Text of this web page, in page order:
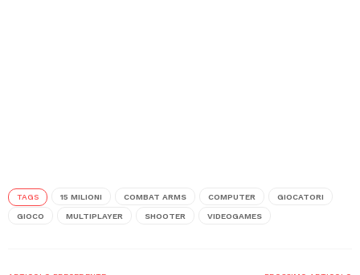
TAGS 15 MILIONI COMBAT ARMS COMPUTER GIOCATORI
GIOCO MULTIPLAYER SHOOTER VIDEOGAMES